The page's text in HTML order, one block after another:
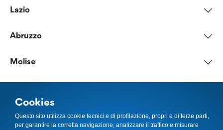
Lazio
Abruzzo
Molise
Puglia
Cookies
Questo sito utilizza cookie tecnici e di profilazione, propri e di terze parti,
per garantire la corretta navigazione, analizzare il traffico e misurare